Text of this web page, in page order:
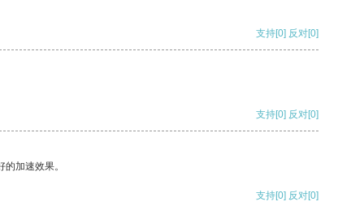
支持[0] 反对[0]
支持[0] 反对[0]
加速效果。
支持[0] 反对[0]